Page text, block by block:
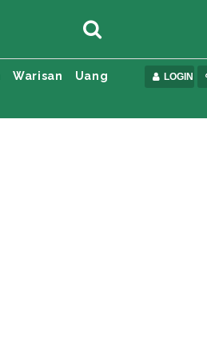
Warisan Uang LOGIN